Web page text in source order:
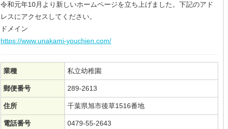
令和元年10月より新しいホームページを立ち上げました。下記のアド
レスにアクセスしてください。
ドメイン
https://www.unakami-youchien.com/
業種 私立幼稚園
郵便番号 289-2613
住所 千葉県旭市後草1516番地
電話番号 0479-55-2643